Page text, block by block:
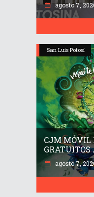
agosto 7,
San Luis Potosí
CJM MÓVIL
GRATUITOS
agosto 7,